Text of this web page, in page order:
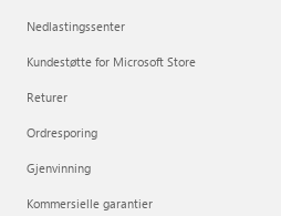
Nedlastingssenter
Kundestøtte for Microsoft Store
Returer
Ordresporing
Gjenvinning
Kommersielle garantier